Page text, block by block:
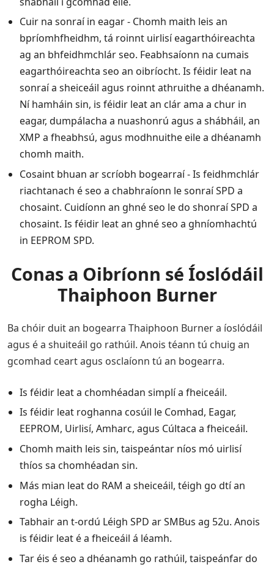
Cuir na sonraí in eagar - Chomh maith leis an
bpríomhfheidhm, tá roinnt uirlisí eagarthóireachta
ag an bhfeidhmchlár seo. Feabhsaíonn na cumais
eagarthóireachta seo an oibríocht. Is féidir leat na
sonraí a sheiceáil agus roinnt athruithe a dhéanamh.
Ní hamháin sin, is féidir leat an clár ama a chur in
eagar, dumpálacha a nuashonrú agus a shábháil, an
XMP a fheabhsú, agus modhnuithe eile a dhéanamh
chomh maith.
Cosaint bhuan ar scríobh bogearraí - Is feidhmchlár
riachtanach é seo a chabhraíonn le sonraí SPD a
chosaint. Cuidíonn an ghné seo le do shonraí SPD a
chosaint. Is féidir leat an ghné seo a ghníomhachtú
in EEPROM SPD.
Conas a Oibríonn sé Íoslódáil
Thaiphoon Burner
Ba chóir duit an bogearra Thaiphoon Burner a íoslódáil
agus é a shuiteáil go rathúil. Anois téann tú chuig an
gcomhad ceart agus osclaíonn tú an bogearra.
Is féidir leat a chomhéadan simplí a fheiceáil.
Is féidir leat roghanna cosúil le Comhad, Eagar,
EEPROM, Uirlisí, Amharc, agus Cúltaca a fheiceáil.
Chomh maith leis sin, taispeántar níos mó uirlisí
thíos sa chomhéadan sin.
Más mian leat do RAM a sheiceáil, téigh go dtí an
rogha Léigh.
Tabhair an t-ordú Léigh SPD ar SMBus ag 52u. Anois
is féidir leat é a fheiceáil á léamh.
Tar éis é seo a dhéanamh go rathúil, taispeánfar do